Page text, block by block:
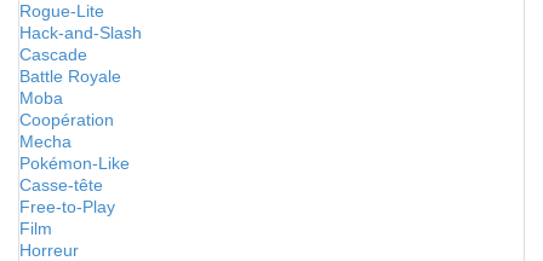
Rogue-Lite
Hack-and-Slash
Cascade
Battle Royale
Moba
Coopération
Mecha
Pokémon-Like
Casse-tête
Free-to-Play
Film
Horreur